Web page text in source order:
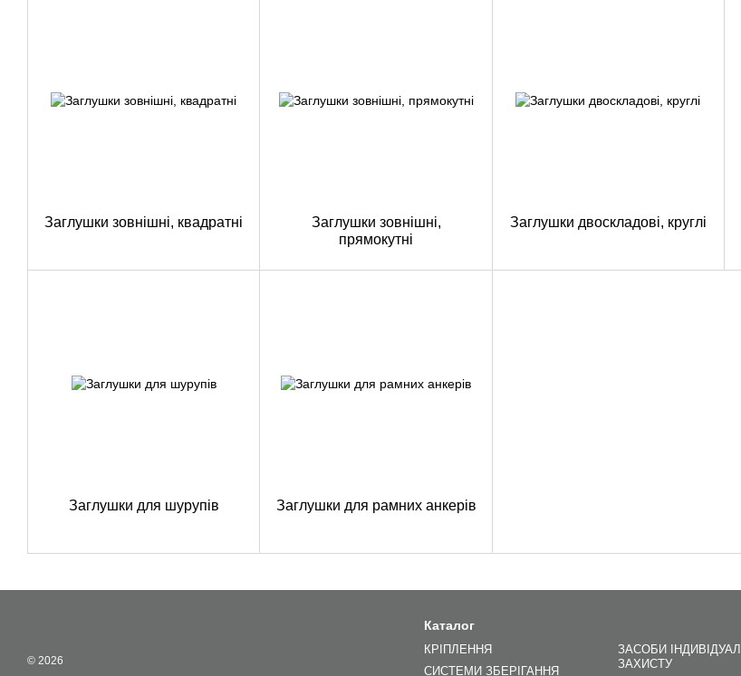
Заглушки зовнішні, квадратні
Заглушки зовнішні,
прямокутні
Заглушки двоскладові, круглі
Заглушки для шурупів Заглушки для рамних анкерів
© 2026
Каталог
КРІПЛЕННЯ
СИСТЕМИ ЗБЕРІГАННЯ
ЗАСОБИ
ЗАХИСТУ